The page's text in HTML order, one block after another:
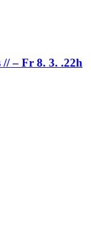
– Fr 8. 3. .22h